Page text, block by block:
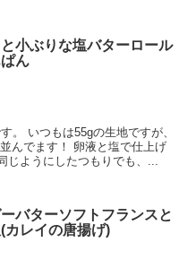
小ぶりな塩バターロール
ん
。 いつもは55gの生地ですが、
んでます！ 卵液と塩で仕上げ
じようにしたつもりでも、...
バターソフトフランスと
カレイの唐揚げ)